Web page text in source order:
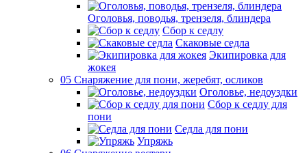
Оголовья, поводья, трензеля, блиндера
Сбор к седлу
Скаковые седла
Экипировка для
жокея
05 Снаряжение для пони, жеребят, осликов
Оголовье, недоуздки
Сбор к седлу для
пони
Седла для пони
Упряжь